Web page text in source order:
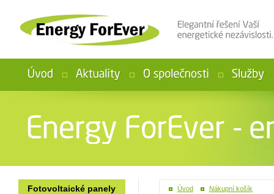
Úvod Nákupní košík
Fotovoltaické panely